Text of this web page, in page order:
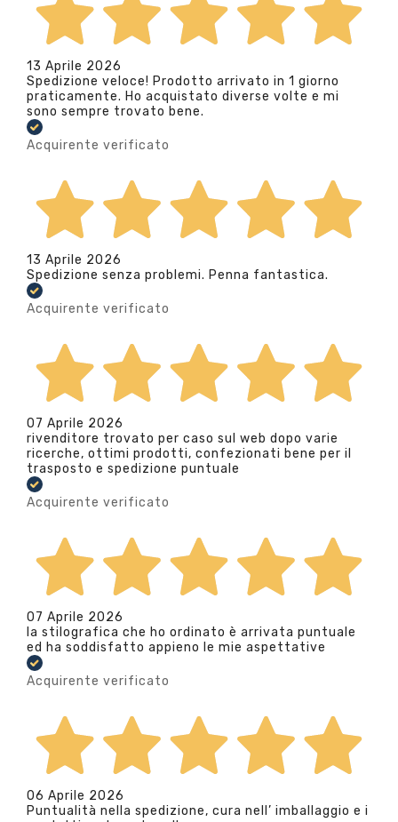
13 Aprile 2026
Spedizione veloce! Prodotto arrivato in 1 giorno
praticamente. Ho acquistato diverse volte e mi
sono sempre trovato bene.
Acquirente verificato
13 Aprile 2026
Spedizione senza problemi. Penna fantastica.
Acquirente verificato
07 Aprile 2026
rivenditore trovato per caso sul web dopo varie
ricerche, ottimi prodotti, confezionati bene per il
trasposto e spedizione puntuale
Acquirente verificato
07 Aprile 2026
la stilografica che ho ordinato è arrivata puntuale
ed ha soddisfatto appieno le mie aspettative
Acquirente verificato
06 Aprile 2026
Puntualità nella spedizione, cura nell’ imballaggio e i